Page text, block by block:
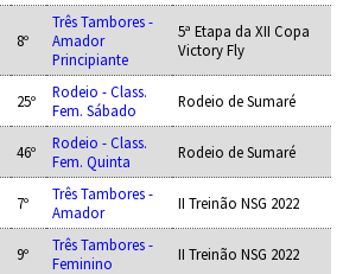
8º
Três Tambores -
Amador
Principiante
5ª Etapa da XII Copa
Victory Fly
25º
Rodeio - Class.
Fem. Sábado
Rodeio de Sumaré
46º
Rodeio - Class.
Fem. Quinta
Rodeio de Sumaré
7º
Três Tambores -
Amador
II Treinão NSG 2022
9º
Três Tambores -
Feminino
II Treinão NSG 2022